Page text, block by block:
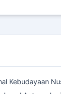
Kebudayaan